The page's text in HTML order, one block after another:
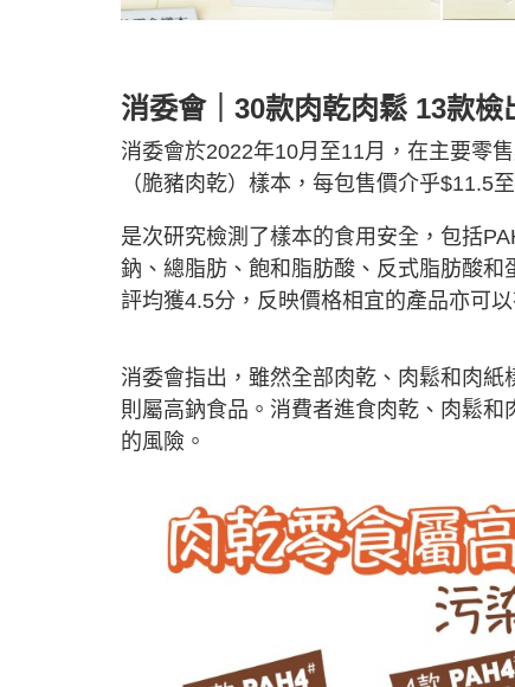
消委會｜30款肉乾肉鬆 13款檢
消委會於2022年10月至11月，在主要零
（脆豬肉乾）樣本，每包售價介乎$11.5
是次研究檢測了樣本的食用安全，包括
鈉、總脂肪、飽和脂肪酸、反式脂肪酸
評均獲4.5分，反映價格相宜的產品亦可以
消委會指出，雖然全部肉乾、肉鬆和肉
則屬高鈉食品。消費者進食肉乾、肉鬆
的風險。